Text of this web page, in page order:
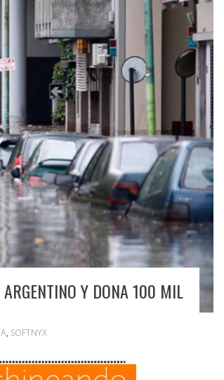
ARGENTINO Y DONA 100 MIL
, SOFTNYX